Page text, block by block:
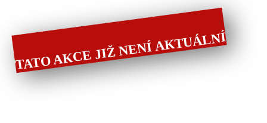
TATO AKCE JIŽ NENÍ AKTUÁLNÍ